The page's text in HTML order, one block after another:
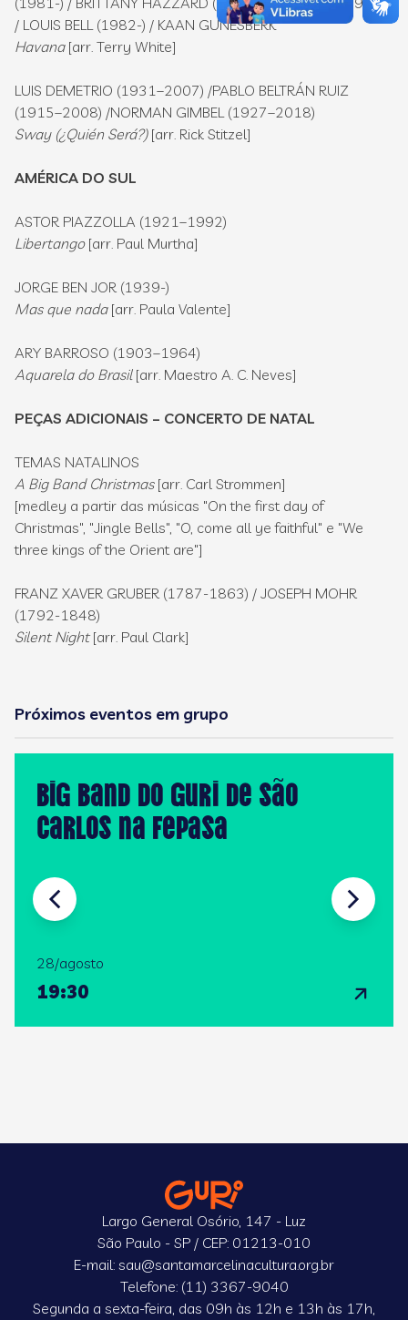
/ LOUIS BELL (1982-) / KAAN GUNESBERK
Havana [arr. Terry White]
LUIS DEMETRIO (1931–2007) /PABLO BELTRÁN RUIZ
(1915–2008) /NORMAN GIMBEL (1927–2018)
Sway (¿Quién Será?) [arr. Rick Stitzel]
AMÉRICA DO SUL
ASTOR PIAZZOLLA (1921–1992)
Libertango [arr. Paul Murtha]
JORGE BEN JOR (1939-)
Mas que nada[arr. Paula Valente]
ARY BARROSO (1903–1964)
Aquarela do Brasil [arr. Maestro A. C. Neves]
PEÇAS ADICIONAIS – CONCERTO DE NATAL
TEMAS NATALINOS
A Big Band Christmas[arr. Carl Strommen]
[medley a partir das músicas "On the first day of
Christmas", "Jingle Bells", "O, come all ye faithful" e "We
three kings of the Orient are"]
FRANZ XAVER GRUBER (1787-1863) / JOSEPH MOHR
(1792-1848)
Silent Night[arr. Paul Clark]
Próximos eventos em grupo
Big Band do GURI de São
Carlos na FEPASA
28/agosto
19:30
Largo General Osório, 147 - Luz
São Paulo - SP / CEP: 01213-010
E-mail: sau@santamarcelinacultura.org.br
Telefone: (11) 3367-9040
Segunda a sexta-feira, das 09h às 12h e 13h às 17h,